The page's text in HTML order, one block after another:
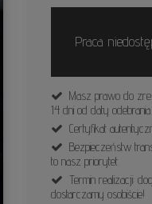
Praca
Masz prawo do
14 dni od daty
Certyfikat
Bezpieczeństw
to nasz priorytet.
Termin realizacji:
dostarczamy osobiście!